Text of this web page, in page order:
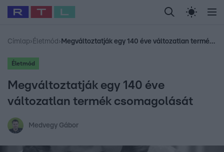
Legfrissebb RTL Híradó Randi Celeb vagyok,
Babits Marcella Most Wanted Gallusz
Címlap› Életmód › Megváltoztatják egy 140 éve változatlan termék csomagolását
Életmód
Megváltoztatják egy 140 éve
változatlan termék csomagolását
Medvegy Gábor